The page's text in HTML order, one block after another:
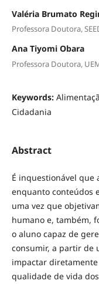
Valéria Brumato
Professora Doutora,
Ana Tiyomi Obara
Professora Doutora,
Keywords:
Cidadania
Abstract
É inquestionável que
enquanto conteúdos
uma vez que
humano e, também,
o aluno capaz de
consumir, a partir de
impactar
qualidade de vida